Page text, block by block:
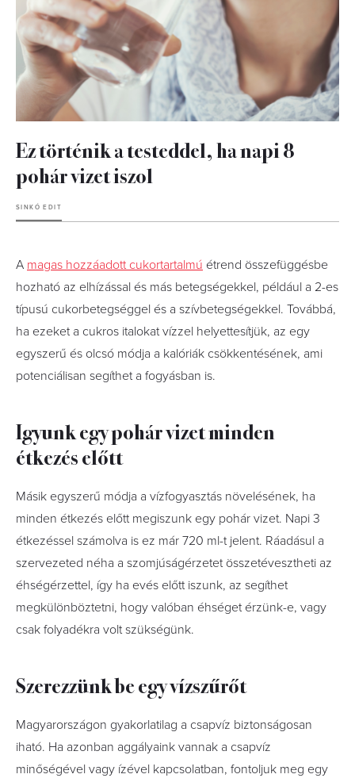
Ez történik a testeddel, ha napi 8
pohár vizet iszol
SINKÓ EDIT
A magas hozzáadott cukortartalmú étrend összefüggésbe
hozható az elhízással és más betegségekkel, például a 2-es
típusú cukorbetegséggel és a szívbetegségekkel. Továbbá,
ha ezeket a cukros italokat vízzel helyettesítjük, az egy
egyszerű és olcsó módja a kalóriák csökkentésének, ami
potenciálisan segíthet a fogyásban is.
Igyunk egy pohár vizet minden
étkezés előtt
Másik egyszerű módja a vízfogyasztás növelésének, ha
minden étkezés előtt megiszunk egy pohár vizet. Napi 3
étkezéssel számolva is ez már 720 ml-t jelent. Ráadásul a
szervezeted néha a szomjúságérzetet összetévesztheti az
éhségérzettel, így ha evés előtt iszunk, az segíthet
megkülönböztetni, hogy valóban éhséget érzünk-e, vagy
csak folyadékra volt szükségünk.
Szerezzünk be egy vízszűrőt
Magyarországon gyakorlatilag a csapvíz biztonságosan
iható. Ha azonban aggályaink vannak a csapvíz
minőségével vagy ízével kapcsolatban, fontoljuk meg egy